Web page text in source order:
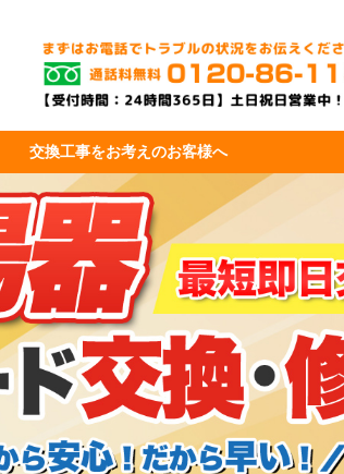
交換工事をお考えのお客様へ